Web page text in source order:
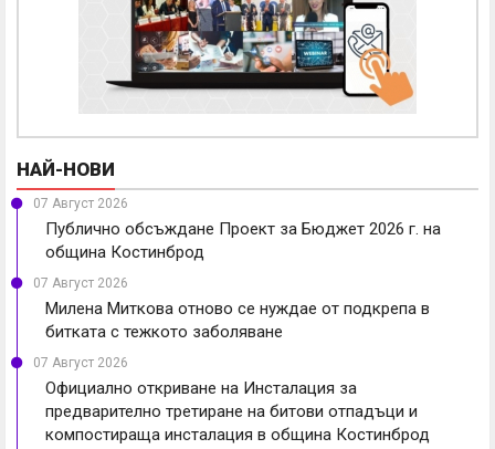
НАЙ-НОВИ
07 Август 2026
Публично обсъждане Проект за Бюджет 2026 г. на
община Костинброд
07 Август 2026
Милена Миткова отново се нуждае от подкрепа в
битката с тежкото заболяване
07 Август 2026
Официално откриване на Инсталация за
предварително третиране на битови отпадъци и
компостираща инсталация в община Костинброд